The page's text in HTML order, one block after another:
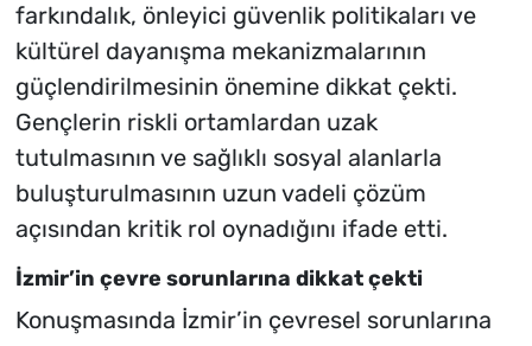
farkındalık, önleyici güvenlik politikaları ve
kültürel dayanışma mekanizmalarının
güçlendirilmesinin önemine dikkat çekti.
Gençlerin riskli ortamlardan uzak
tutulmasının ve sağlıklı sosyal alanlarla
buluşturulmasının uzun vadeli çözüm
açısından kritik rol oynadığını ifade etti.
İzmir’in çevre sorunlarına dikkat çekti
Konuşmasında İzmir’in çevresel sorunlarına